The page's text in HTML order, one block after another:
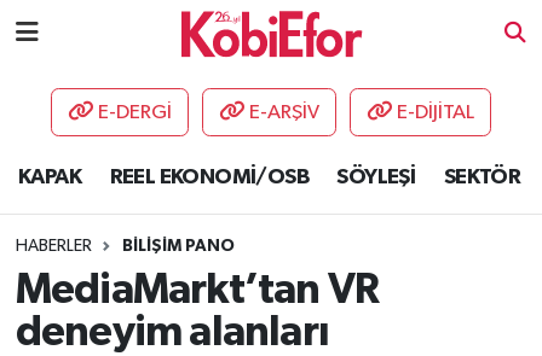
E-DERGİ E-ARŞİV E-DİJİTAL
KAPAK REEL EKONOMİ/OSB SÖYLEŞİ SEKTÖR
HABERLER BİLİŞİM PANO
MediaMarkt’tan VR
deneyim alanları
AKADEMİ
DESTEK-TEŞVİK
ETKİNLİK
GÜNCEL